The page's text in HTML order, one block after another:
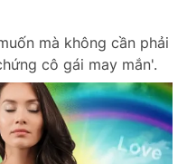
mà không cần phải
cô gái may mắn'.